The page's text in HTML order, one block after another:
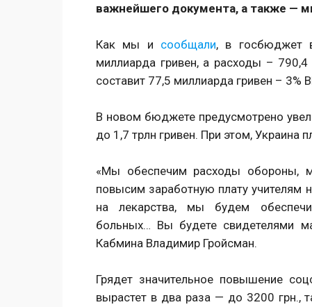
важнейшего документа, а также —
Как мы и сообщали, в госбюджет
миллиарда гривен, а расходы –
составит 77,5 миллиарда гривен – 3%
В новом бюджете предусмотрено
до 1,7 трлн гривен. При этом, Украина
«Мы обеспечим расходы обороны,
повысим заработную плату
на лекарства, мы будем
больных… Вы будете свидетелями
Кабмина Владимир Гройсман.
Грядет значительное повышение
вырастет в два раза — до 3200 грн.,